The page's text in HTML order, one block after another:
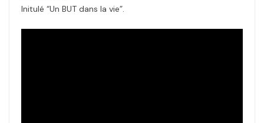
Initulé “Un BUT dans la vie”.